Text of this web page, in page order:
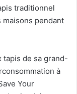
traditionnel
pendant
tapis de sa grand-
à
Your